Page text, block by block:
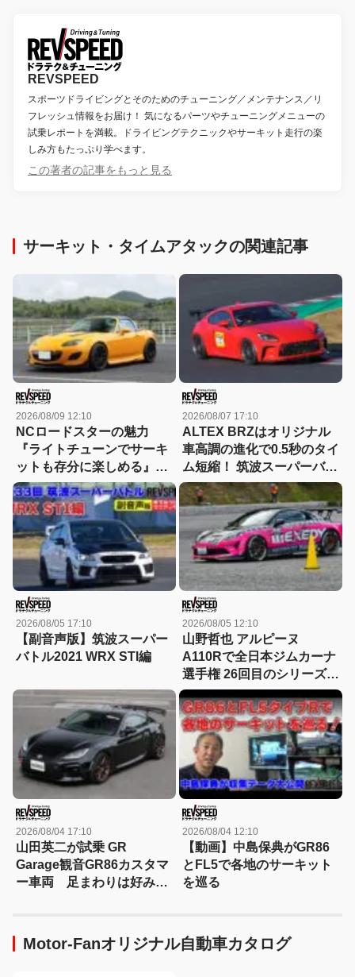
REVSPEED
スポーツドライビングとそのためのチューニング／メンテナンス／リ
フレッシュ情報をお届け！ 気になるパーツやチューニングメニューの
試乗レポートを満載。ドライビングテクニックやサーキット走行の楽
しみ方もたっぷり学べます。
この著者の記事をもっと見る
サーキット・タイムアタックの関連記事
2026/08/09 12:10
NCロードスターの魅力
『ライトチューンでサーキ
ットも存分に楽しめる』を
具現化 アライズモータース
ポーツ
2026/08/07 17:10
ALTEX BRZはオリジナル
車高調の進化で0.5秒のタイ
ム短縮！ 筑波スーパーバト
ル2025参戦車両紹介
2026/08/05 17:10
【副音声版】筑波スーパー
バトル2021 WRX STI編
2026/08/05 12:10
山野哲也 アルピーヌ
A110Rで全日本ジムカーナ
選手権 26回目のシリーズチ
ャンピオンを獲得 連続タ
イトル記録も更新
2026/08/04 17:10
山田英二が試乗 GR
Garage観音GR86カスタマ
ー車両 足まわりは好み！
2026/08/04 12:10
【動画】中島保典がGR86
とFL5で各地のサーキット
を巡る
Motor-Fanオリジナル自動車カタログ